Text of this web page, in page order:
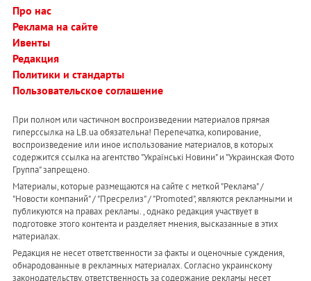
Про нас
Реклама на сайте
Ивенты
Редакция
Политики и стандарты
Пользовательское соглашение
При полном или частичном воспроизведении материалов прямая
гиперссылка на LB.ua обязательна! Перепечатка, копирование,
воспроизведение или иное использование материалов, в которых
содержится ссылка на агентство "Українськi Новини" и "Украинская Фото
Группа" запрещено.
Материалы, которые размещаются на сайте с меткой "Реклама" /
"Новости компаний" / "Пресрелиз" / "Promoted", являются рекламными и
публикуются на правах рекламы. , однако редакция участвует в
подготовке этого контента и разделяет мнения, высказанные в этих
материалах.
Редакция не несет ответственности за факты и оценочные суждения,
обнародованные в рекламных материалах. Согласно украинскому
законодательству, ответственность за содержание рекламы несет